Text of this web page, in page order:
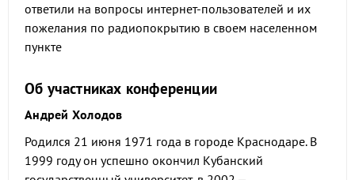
ответили на вопросы интернет-пользователей и их
пожелания по радиопокрытию в своем населенном
пункте
Об участниках конференции
Андрей Холодов
Родился 21 июня 1971 года в городе Краснодаре. В
1999 году он успешно окончил Кубанский